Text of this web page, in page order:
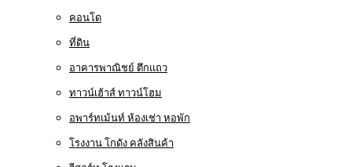
คอนโด
ที่ดิน
อาคารพาณิชย์ ตึกแถว
ทาวน์เฮ้าส์ ทาวน์โฮม
อพาร์ทเม้นท์ ห้องเช่า หอพัก
โรงงาน โกดัง คลังสินค้า